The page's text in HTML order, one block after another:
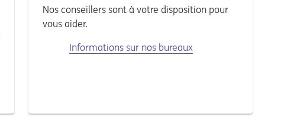
Nos conseillers sont à votre disposition pour
vous aider.
Informations sur nos bureaux